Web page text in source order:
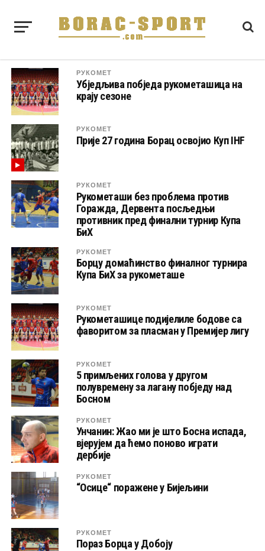
РУКОМЕТ
Убједљива побједа рукометашица на
крају сезоне
РУКОМЕТ
Прије 27 година Борац освојио Куп IHF
РУКОМЕТ
Рукометаши без проблема против
Горажда, Дервента посљедњи
противник пред финални турнир Купа
БиХ
РУКОМЕТ
Борцу домаћинство финалног турнира
Купа БиХ за рукометаше
РУКОМЕТ
Рукометашице подијелиле бодове са
фаворитом за пласман у Премијер лигу
РУКОМЕТ
5 примљених голова у другом
полувремену за лагану побједу над
Босном
РУКОМЕТ
Унчанин: Жао ми је што Босна испада,
вјерујем да ћемо поново играти
дербије
РУКОМЕТ
“Осице“ поражене у Бијељини
РУКОМЕТ
Пораз Борца у Добоју